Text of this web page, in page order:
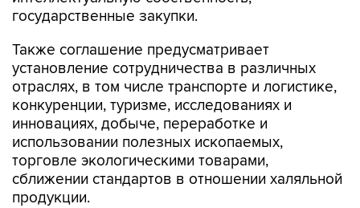
государственные закупки.
Также соглашение предусматривает
установление сотрудничества в различных
отраслях, в том числе транспорте и логистике,
конкуренции, туризме, исследованиях и
инновациях, добыче, переработке и
использовании полезных ископаемых,
торговле экологическими товарами,
сближении стандартов в отношении халяльной
продукции.